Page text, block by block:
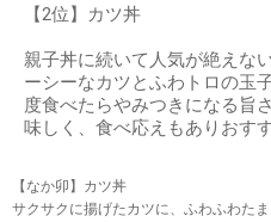
【2位】カツ丼
親子丼に続いて人気が絶えな
ーシーなカツとふわトロの玉
度食べたらやみつきになる旨
味しく、食べ応えもありおす
【なか卯】カツ丼
サクサクに揚げたカツに、ふわふわた